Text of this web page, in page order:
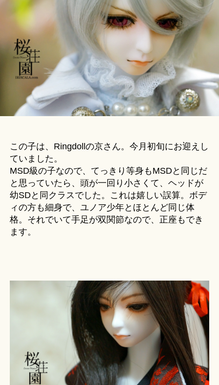
ts
u
ki
踏
み
し
し
た
│
フ
ォ
ト
グ
ィ
の
この子は、Ringdollの京さん。今月初旬にお迎えし
ていました。
MSD級の子なので、てっきり等身もMSDと同じだ
と思っていたら、頭が一回り小さくて、ヘッドが
幼SDと同クラスでした。これは嬉しい誤算。ボデ
ィの方も細身で、ユノア少年とほとんど同じ体
格。それでいて手足が双関節なので、正座もでき
ます。